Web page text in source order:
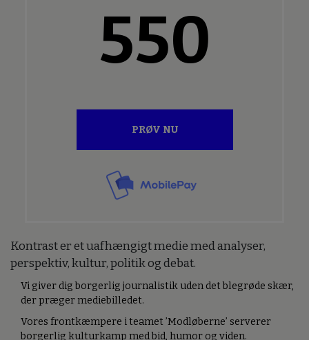
550
PRØV NU
Kontrast er et uafhængigt medie med analyser,
perspektiv, kultur, politik og debat.
Vi giver dig borgerlig journalistik uden det blegrøde skær,
der præger mediebilledet.
Vores frontkæmpere i teamet ’Modløberne’ serverer
borgerlig kulturkamp med bid, humor og viden.